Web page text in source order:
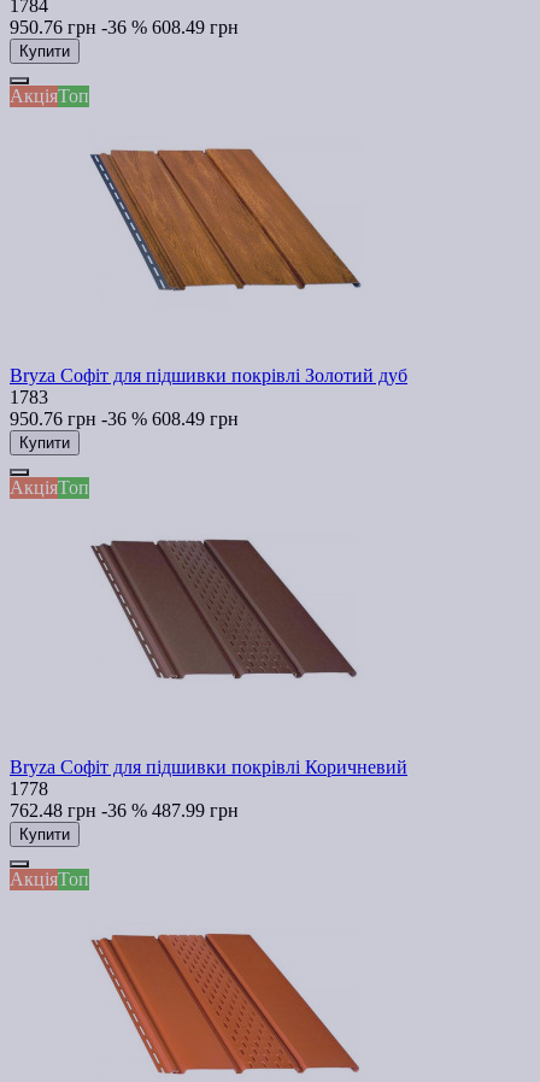
1784
950.76 грн -36 % 608.49 грн
Купити
АкціяТоп
Bryza Софіт для підшивки покрівлі Золотий дуб
1783
950.76 грн -36 % 608.49 грн
Купити
АкціяТоп
Bryza Софіт для підшивки покрівлі Коричневий
1778
762.48 грн -36 % 487.99 грн
Купити
АкціяТоп